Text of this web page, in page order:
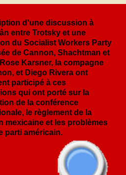
d'une discussion à
entre Trotsky et une
du Socialist Workers Party
de Cannon, Shachtman et
Karsner, la compagne
et Diego Rivera ont
participé à ces
qui ont porté sur la
de la conférence
le règlement de la
mexicaine et les problèmes
parti américain.